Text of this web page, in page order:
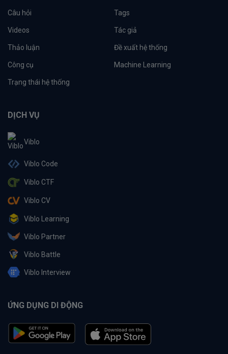
Câu hỏi Tags
Videos Tác giả
Thảo luận Đề xuất hệ thống
Công cụ Machine Learning
Trạng thái hệ thống
DỊCH VỤ
Viblo
Viblo Code
Viblo CTF
Viblo CV
Viblo Learning
Viblo Partner
Viblo Battle
Viblo Interview
ỨNG DỤNG DI ĐỘNG